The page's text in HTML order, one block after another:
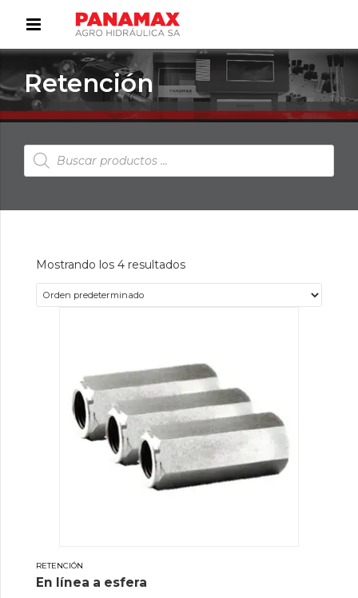
Retención
Búsqueda
de
Mostrando los 4 resultados
RETENCIÓN
En línea a esfera